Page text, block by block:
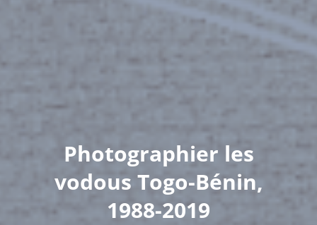
Photographier les
vodous Togo-Bénin,
1988-2019